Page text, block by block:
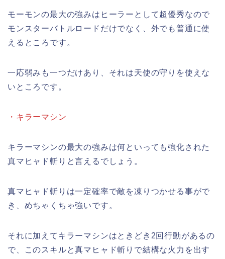
モーモンの最大の強みはヒーラーとして超優秀なので
モンスターバトルロードだけでなく、外でも普通に使
えるところです。
一応弱みも一つだけあり、それは天使の守りを使えな
いところです。
・キラーマシン
キラーマシンの最大の強みは何といっても強化された
真マヒャド斬りと言えるでしょう。
真マヒャド斬りは一定確率で敵を凍りつかせる事がで
き、めちゃくちゃ強いです。
それに加えてキラーマシンはときどき2回行動があるの
で、このスキルと真マヒャド斬りで結構な火力を出す